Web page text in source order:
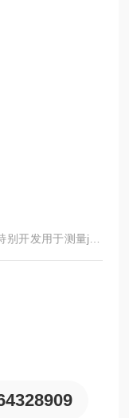
开发用于测量jue
HDA 4100配备 该4
制装置和市售的控
压和气动领域的应